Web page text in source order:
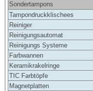
Sondertampons
Tampondruckklischees
Reiniger
Reinigungsautomat
Reinigungs Systeme
Farbwannen
Keramikrakelringe
TIC Farbtöpfe
Magnetplatten